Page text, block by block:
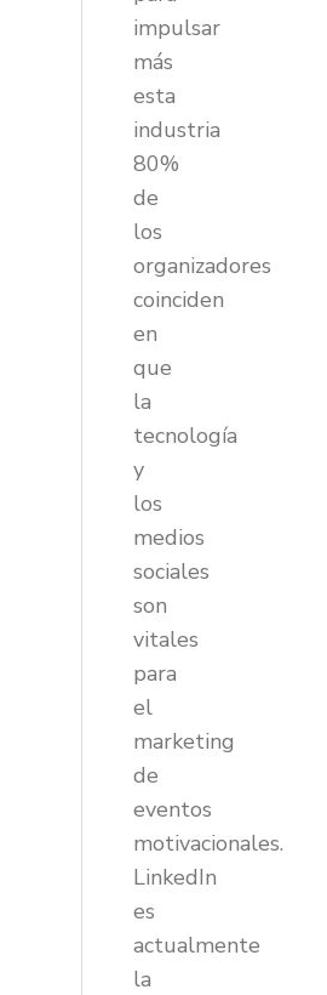
impulsar
más
esta
industria
80%
de
los
organizadores
coinciden
en
que
la
tecnología
y
los
medios
sociales
son
vitales
para
el
marketing
de
eventos
motivacionales.
LinkedIn
es
actualmente
la